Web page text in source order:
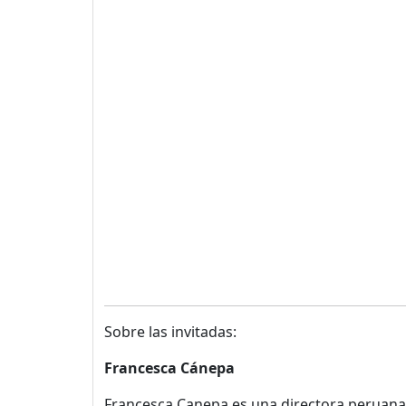
Sobre las invitadas:
Francesca Cánepa